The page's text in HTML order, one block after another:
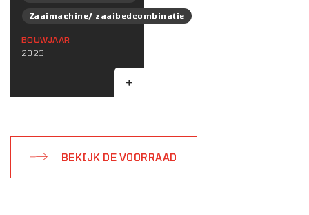
Zaaimachine/ zaaibedcombinatie
BOUWJAAR
2023
BEKIJK DE VOORRAAD